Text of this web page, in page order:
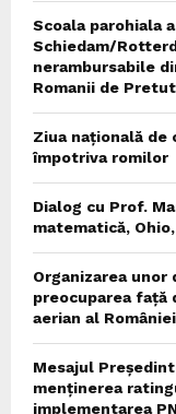
Scoala parohiala
Schiedam/
nerambursabile
Romanii de
Ziua națională de
împotriva romilor
Dialog cu Prof.
matematică, Ohio,
Organizarea unor
preocuparea față
aerian al României
Mesajul
menținerea
implementarea